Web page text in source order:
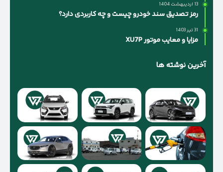
13 اردیبهشت 1404
رمز تصدیق سند خودرو چیست و چه کاربردی دارد؟
31 تیر 1403
مزایا و معایب موتور XU7P
آخرین نوشته ها